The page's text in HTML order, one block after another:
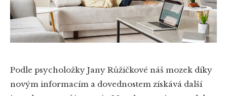
Podle psycholožky Jany Růžičkové náš mozek díky
novým informacím a dovednostem získává další